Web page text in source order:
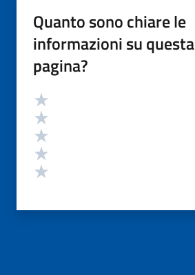
Quanto sono chiare le
informazioni su questa
pagina?
Valutazione